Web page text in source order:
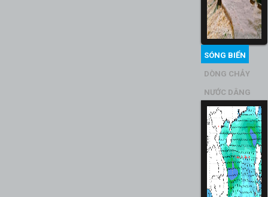
SÓNG BIỂN
DÒNG CHẢY
NƯỚC DÂNG